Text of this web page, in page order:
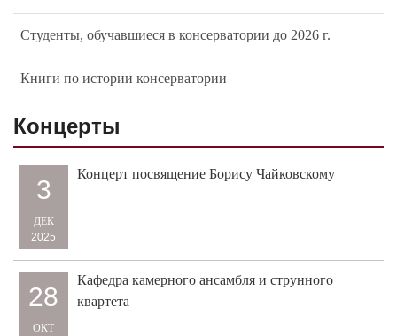
Студенты, обучавшиеся в консерватории до 2026 г.
Книги по истории консерватории
Концерты
3
ДЕК
2025
Концерт посвящение Борису Чайковскому
28
ОКТ
Кафедра камерного ансамбля и струнного
квартета